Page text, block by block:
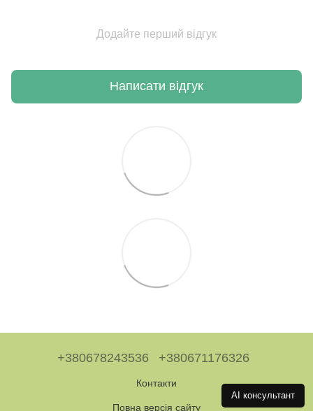
Додайте перший відгук
Написати відгук
+380678243536 +380671176326
Контакти
Повна версія сайту
AI консультант